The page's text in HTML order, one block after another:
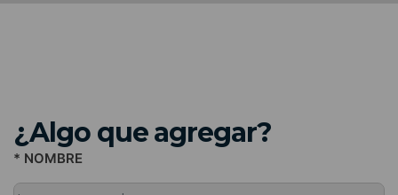
¿Algo que agregar?
* NOMBRE